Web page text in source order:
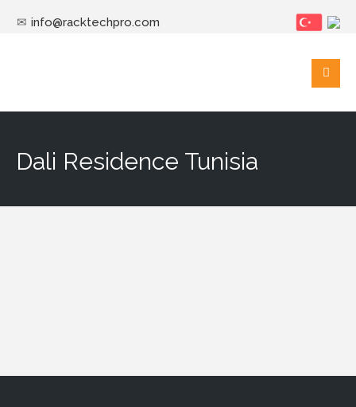
info@racktechpro.com
Dali Residence Tunisia